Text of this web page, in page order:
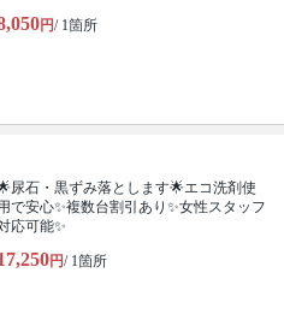
円/ 1箇所
尿石・黒ずみ落とします🌟エコ洗剤使
で安心✨複数台割引あり✨女性スタッフ
応可能✨
円/ 1箇所